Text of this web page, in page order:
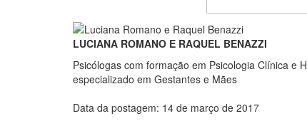
LUCIANA ROMANO E RAQUEL BENAZZI
Psicólogas com formação em Psicologia Clínica e
especializado em Gestantes e Mães
Data da postagem: 14 de março de 2017